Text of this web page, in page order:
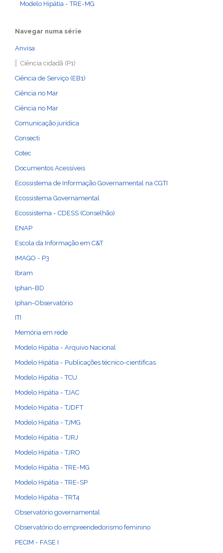
Modelo Hipátia - TRE-MG
Navegar numa série
Anvisa
Ciência cidadã (P1)
Ciência de Serviço (EB1)
Ciência no Mar
Ciência no Mar
Comunicação jurídica
Consecti
Cotec
Documentos Acessíveis
Ecossistema de Informação Governamental na CGTI
Ecossistema Governamental
Ecossistema - CDESS (Conselhão)
ENAP
Escola da Informação em C&T
IMAGO - P3
Ibram
Iphan-BD
Iphan-Observatório
ITI
Memória em rede
Modelo Hipátia - Arquivo Nacional
Modelo Hipátia - Publicações técnico-científicas
Modelo Hipátia - TCU
Modelo Hipátia - TJAC
Modelo Hipátia - TJDFT
Modelo Hipátia - TJMG
Modelo Hipátia - TJRJ
Modelo Hipátia - TJRO
Modelo Hipátia - TRE-MG
Modelo Hipátia - TRE-SP
Modelo Hipátia - TRT4
Observatório governamental
Observatório do empreendedorismo feminino
PECIM - FASE I